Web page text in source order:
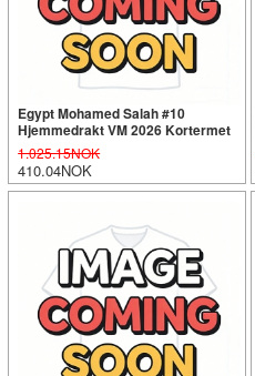
Egypt Mohamed Salah #10
Hjemmedrakt VM 2026 Kortermet
1.025.15NOK
410.04NOK